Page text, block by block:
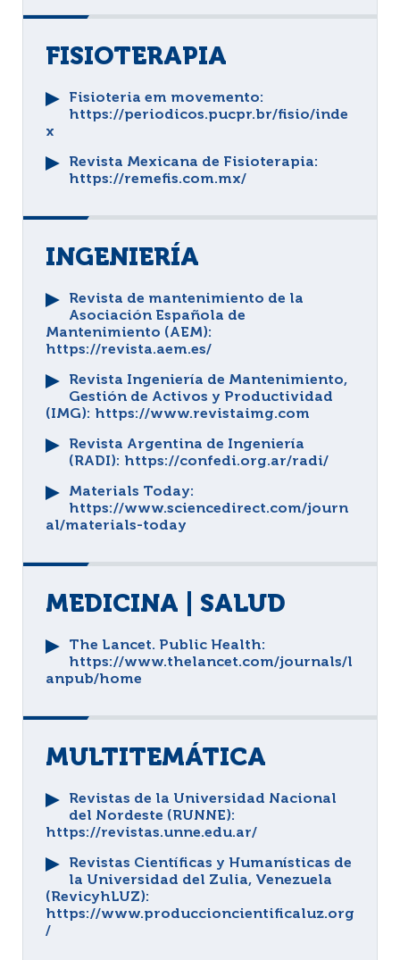
FISIOTERAPIA
Fisioteria em movemento:
https://periodicos.pucpr.br/fisio/inde
x
Revista Mexicana de Fisioterapia:
https://remefis.com.mx/
INGENIERÍA
Revista de mantenimiento de la
Asociación Española de
Mantenimiento (AEM):
https://revista.aem.es/
Revista Ingeniería de Mantenimiento,
Gestión de Activos y Productividad
(IMG): https://www.revistaimg.com
Revista Argentina de Ingeniería
(RADI): https://confedi.org.ar/radi/
Materials Today:
https://www.sciencedirect.com/journ
al/materials-today
MEDICINA | SALUD
The Lancet. Public Health:
https://www.thelancet.com/journals/l
anpub/home
MULTITEMÁTICA
Revistas de la Universidad Nacional
del Nordeste (RUNNE):
https://revistas.unne.edu.ar/
Revistas Científicas y Humanísticas de
la Universidad del Zulia, Venezuela
(RevicyhLUZ):
https://www.produccioncientificaluz.org
/